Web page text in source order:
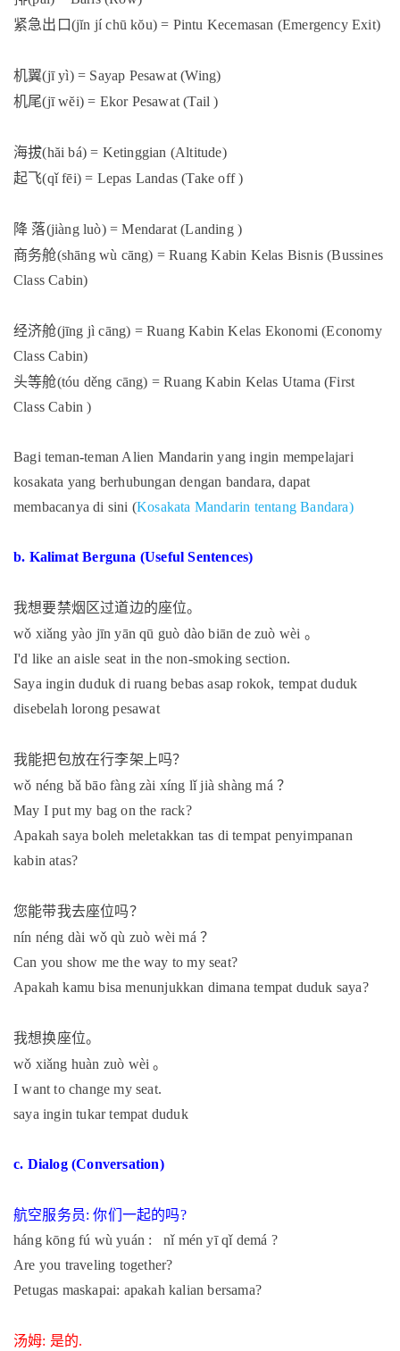
紧急出口(jĭn jí chū kŏu) = Pintu Kecemasan (Emergency Exit)
机翼(jī yì) = Sayap Pesawat (Wing)
机尾(jī wĕi) = Ekor Pesawat (Tail )
海拔(hăi bá) = Ketinggian (Altitude)
起飞(qǐ fēi) = Lepas Landas (Take off )
降 落(jiàng luò) = Mendarat (Landing )
商务舱(shāng wù cāng) = Ruang Kabin Kelas Bisnis (Bussines
Class Cabin)
经济舱(jīng jì cāng) = Ruang Kabin Kelas Ekonomi (Economy
Class Cabin)
头等舱(tóu děng cāng) = Ruang Kabin Kelas Utama (First
Class Cabin )
Bagi teman-teman Alien Mandarin yang ingin mempelajari
kosakata yang berhubungan dengan bandara, dapat
membacanya di sini (Kosakata Mandarin tentang Bandara)
b. Kalimat Berguna (Useful Sentences)
我想要禁烟区过道边的座位。
wǒ xiǎng yào jīn yān qū guò dào biān de zuò wèi 。
I'd like an aisle seat in the non-smoking section.
Saya ingin duduk di ruang bebas asap rokok, tempat duduk
disebelah lorong pesawat
我能把包放在行李架上吗？
wǒ néng bǎ bāo fàng zài xíng lǐ jià shàng má ？
May I put my bag on the rack?
Apakah saya boleh meletakkan tas di tempat penyimpanan
kabin atas?
您能带我去座位吗？
nín néng dài wǒ qù zuò wèi má ？
Can you show me the way to my seat?
Apakah kamu bisa menunjukkan dimana tempat duduk saya?
我想换座位。
wǒ xiǎng huàn zuò wèi。
I want to change my seat.
saya ingin tukar tempat duduk
c. Dialog (Conversation)
航空服务员:你们一起的吗?
háng kōng fú wù yuán : nǐ mén yī qǐ demá ?
Are you traveling together?
Petugas maskapai: apakah kalian bersama?
汤姆: 是的.